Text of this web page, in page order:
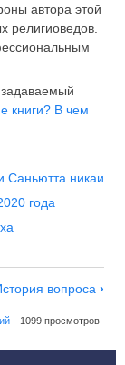
автора этой
религиоведов.
книги? В чем
Саньютта никаи
года
вопроса ›
1099 просмотров